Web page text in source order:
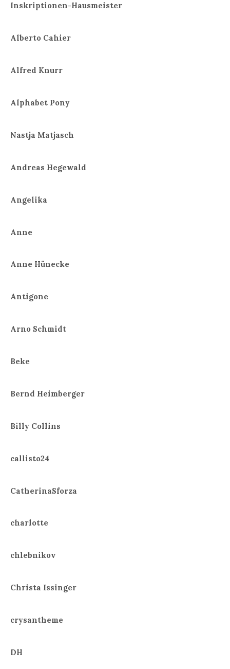
Inskriptionen-Hausmeister
Alberto Cahier
Alfred Knurr
Alphabet Pony
Nastja Matjasch
Andreas Hegewald
Angelika
Anne
Anne Hünecke
Antigone
Arno Schmidt
Beke
Bernd Heimberger
Billy Collins
callisto24
CatherinaSforza
charlotte
chlebnikov
Christa Issinger
crysantheme
DH